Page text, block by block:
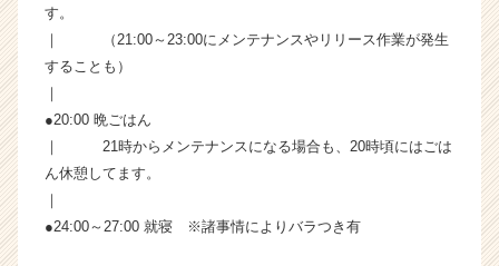
す。
｜ （21:00～23:00にメンテナンスやリリース作業が発生
することも）
｜
●20:00 晩ごはん
｜ 21時からメンテナンスになる場合も、20時頃にはごは
ん休憩してます。
｜
●24:00～27:00 就寝 ※諸事情によりバラつき有